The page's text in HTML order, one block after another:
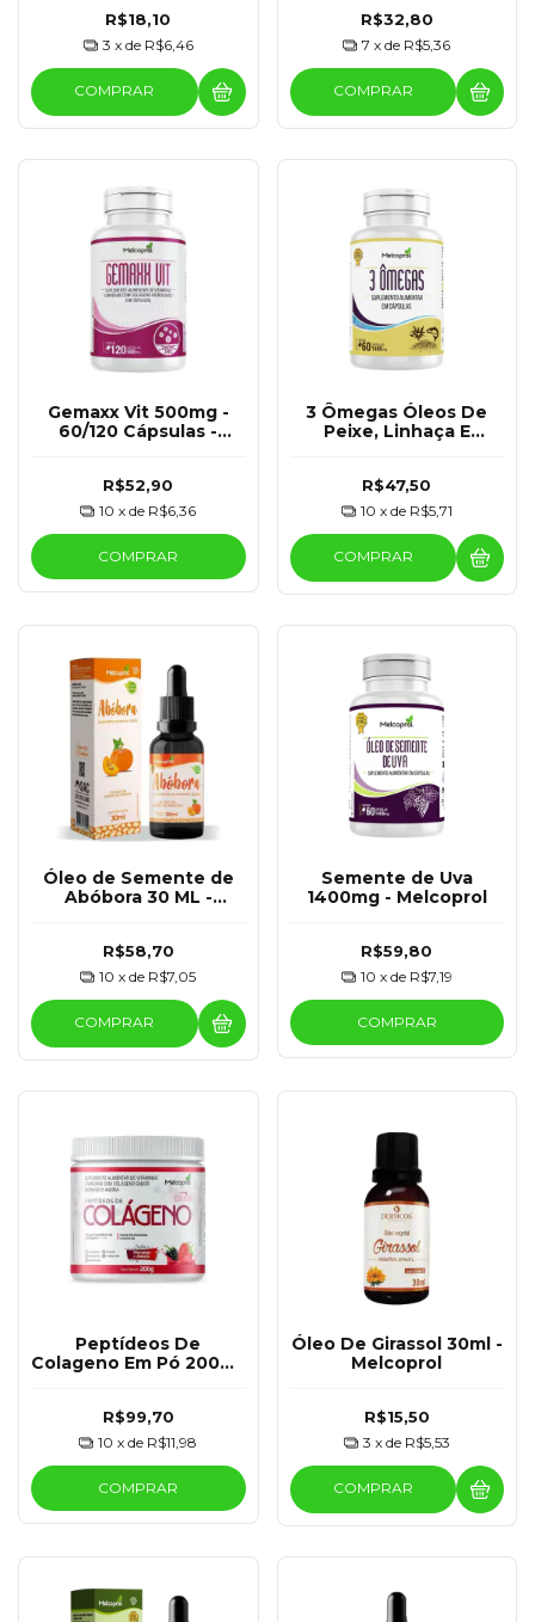
R$18,10
3 x de R$6,46
COMPRAR
R$32,80
7 x de R$5,36
COMPRAR
Gemaxx Vit 500mg -
60/120 Cápsulas -
R$52,90
10 x de R$6,36
COMPRAR
3 Ômegas Óleos De
Peixe, Linhaça E
R$47,50
10 x de R$5,71
COMPRAR
Óleo de Semente de
Abóbora 30 ML -
R$58,70
10 x de R$7,05
COMPRAR
Semente de Uva
1400mg - Melcoprol
R$59,80
10 x de R$7,19
COMPRAR
Peptídeos De
Colageno Em Pó 200G -
R$99,70
10 x de R$11,98
COMPRAR
Óleo De Girassol 30ml -
Melcoprol
R$15,50
3 x de R$5,53
COMPRAR